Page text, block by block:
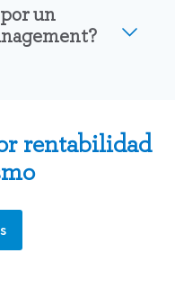
un
rentabilidad